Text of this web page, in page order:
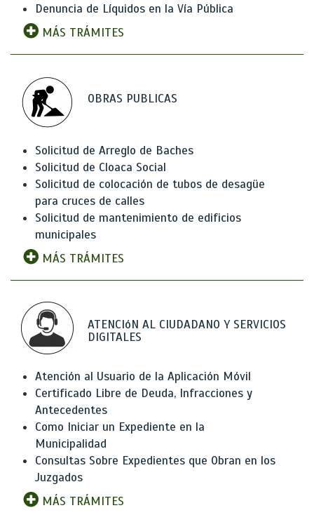
Denuncia de Líquidos en la Vía Pública
MÁS TRÁMITES
OBRAS PUBLICAS
Solicitud de Arreglo de Baches
Solicitud de Cloaca Social
Solicitud de colocación de tubos de desagüe
para cruces de calles
Solicitud de mantenimiento de edificios
municipales
MÁS TRÁMITES
ATENCIóN AL CIUDADANO Y SERVICIOS
DIGITALES
Atención al Usuario de la Aplicación Móvil
Certificado Libre de Deuda, Infracciones y
Antecedentes
Como Iniciar un Expediente en la
Municipalidad
Consultas Sobre Expedientes que Obran en los
Juzgados
MÁS TRÁMITES